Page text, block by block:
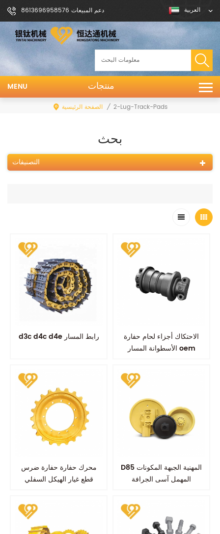
دعم المبيعات 8613696958576 العربية
منتجات MENU
الصفحة الرئيسية / 2-Lug-Track-Pads
بحث
التصنيفات
d3c d4c d4e رابط المسار
الاحتكاك أجزاء لحام حفارة
الأسطوانة المسار oem
محرك حفارة حفارة ضرس
قطع غيار الهيكل السفلي
D85 المهنية الجبهة المكونات
المهمل آسى الجرافة